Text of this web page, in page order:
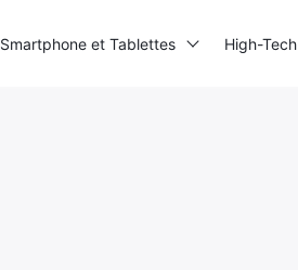
Smartphone et Tablettes High-Tech